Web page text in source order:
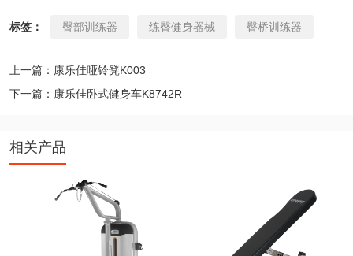
标签： 臀部训练器 练臀健身器械 臀桥训练器
上一篇：康乐佳哑铃凳K003
下一篇：康乐佳卧式健身车K8742R
相关产品